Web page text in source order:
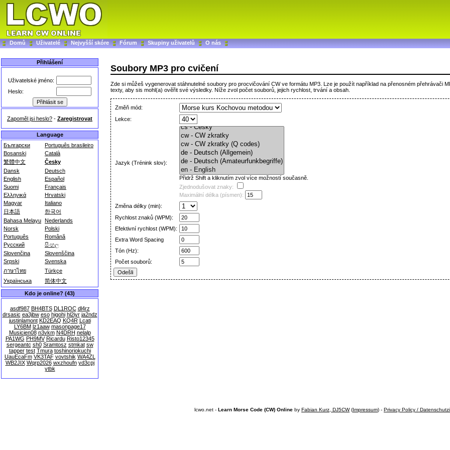
Domů Uživatelé Nejvyšší skóre Fórum Skupiny uživatelů O nás
Přihlášení
Uživatelské jméno:
Heslo:
Zapoměl jsi heslo? - Zaregistrovat
Language
Български
Português brasileiro
Bosanski
Català
繁體中文
Česky
Dansk
Deutsch
English
Español
Suomi
Français
Ελληνικά
Hrvatski
Magyar
Italiano
日本語
한국어
Bahasa Melayu Nederlands
Norsk
Polski
Português
Română
Русский
සිංහල
Slovenčina
Slovenščina
Srpski
Svenska
ภาษาไทย
Türkçe
Українська
简体中文
Kdo je online? (43)
asdf987 BH4BTS DL1ROC dl4rz
drsasic ea3jbw eso higohi hl2iyr ja2ndz
justinlamont KD2EAQ KQ4R Lcati
LY6BM lz1aaw masonpage17
Musicien08 n3vkm N4DRH nelalp
PA1WG PH9MV Ricardu Risto12345
sergeantc sh0 Sramtosz stmkat sw
tapper test Tmura toshinoriokuchi
UauEcaFm VK3TAF vovtshik WA4ZL
WB2JIX Wqrp2026 wxzhoufn yd3cpj
ytbk
Soubory MP3 pro cvičení
Zde si můžeš vygenerovat stáhnutelné soubory pro procvičování CW ve formátu MP3. Lze je použít například na přenosném přehrávači
texty, aby sis mohl(a) ověřit své výsledky. Níže zvol počet souborů, jejich rychlost, trvání a obsah.
Změň mód:
Lekce:
Jazyk (Trénink slov):
Přidrž Shift a kliknutím zvol více možností současně.
Zjednodušovat znaky:
Maximální délka (písmen):
Změna délky (min):
Rychlost znaků (WPM):
Efektivní rychlost (WPM):
Extra Word Spacing
Tón (Hz):
Počet souborů:
lcwo.net - Learn Morse Code (CW) Online by Fabian Kurz, DJ5CW(Impressum) - Privacy Policy /